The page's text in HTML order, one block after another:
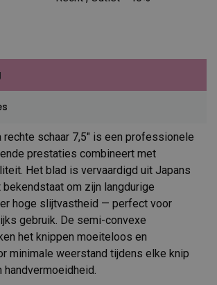
rechte schaar 7,5″ is een professionele
prestaties combineert met
Het blad is vervaardigd uit Japans
om zijn langdurige
hoge slijtvastheid — perfect voor
gebruik. De semi-convexe
het knippen moeiteloos en
minimale weerstand tijdens elke knip